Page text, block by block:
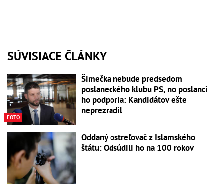
SÚVISIACE ČLÁNKY
FOTO
Šimečka nebude predsedom
poslaneckého klubu PS, no poslanci
ho podporia: Kandidátov ešte
neprezradil
Oddaný ostreľovač z Islamského
štátu: Odsúdili ho na 100 rokov